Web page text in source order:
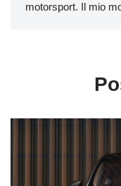
motorsport. Il mio